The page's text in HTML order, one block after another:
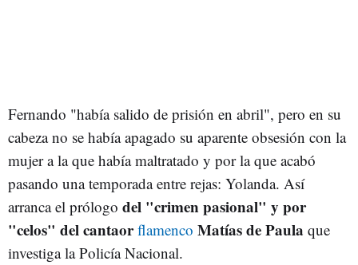
Fernando "había salido de prisión en abril", pero en su
cabeza no se había apagado su aparente obsesión con la
mujer a la que había maltratado y por la que acabó
pasando una temporada entre rejas: Yolanda. Así
arranca el prólogo del "crimen pasional" y por
"celos" del cantaorflamenco Matías de Paula que
investiga la Policía Nacional.